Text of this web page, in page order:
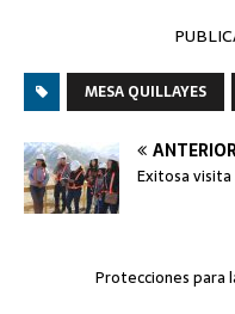
MESA QUILLAYES
Exitosa
Protecciones para